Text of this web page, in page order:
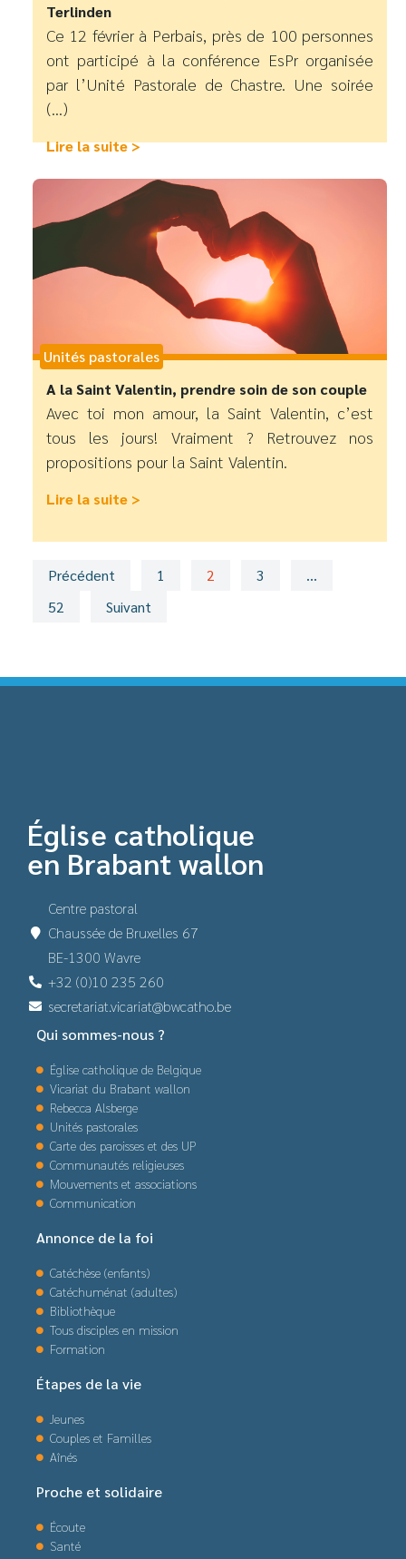
Terlinden
Ce 12 février à Perbais, près de 100 personnes
ont participé à la conférence EsPr organisée
par l’Unité Pastorale de Chastre. Une soirée
(...)
Lire la suite >
Unités pastorales
A la Saint Valentin, prendre soin de son couple
Avec toi mon amour, la Saint Valentin, c’est
tous les jours! Vraiment ? Retrouvez nos
propositions pour la Saint Valentin.
Lire la suite >
Précédent 1 2 3
…
52
Suivant
Église catholique
en Brabant wallon
Centre pastoral
Chaussée de Bruxelles 67
BE-1300 Wavre
+32 (0)10 235 260
secretariat.vicariat@bwcatho.be
Qui sommes-nous ?
Église catholique de Belgique
Vicariat du Brabant wallon
Rebecca Alsberge
Unités pastorales
Carte des paroisses et des UP
Communautés religieuses
Mouvements et associations
Communication
Annonce de la foi
Catéchèse (enfants)
Catéchuménat (adultes)
Bibliothèque
Tous disciples en mission
Formation
Étapes de la vie
Jeunes
Couples et Familles
Aînés
Proche et solidaire
Écoute
Santé